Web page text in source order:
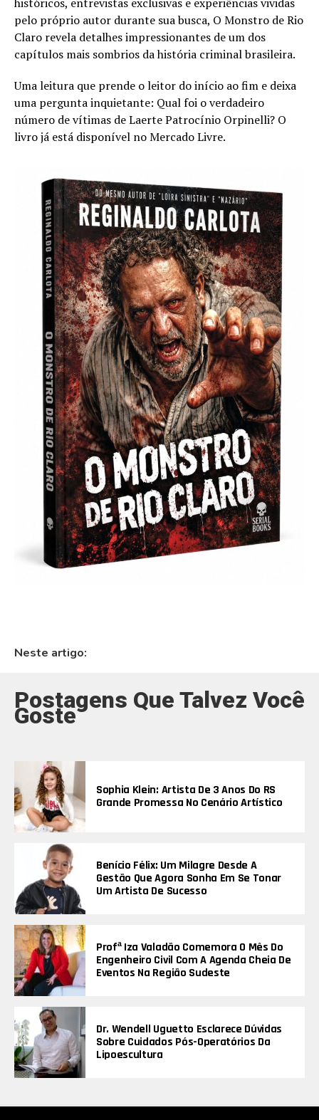
pelo próprio autor durante sua busca, O Monstro de Rio
Claro revela detalhes impressionantes de um dos
capítulos mais sombrios da história criminal brasileira.
Uma leitura que prende o leitor do início ao fim e deixa
uma pergunta inquietante: Qual foi o verdadeiro
número de vítimas de Laerte Patrocínio Orpinelli? O
livro já está disponível no Mercado Livre.
Neste artigo:
Postagens Que Talvez Você
Goste
Sophia Klein: Artista De 3 Anos Do RS
Grande Promessa No Cenário Artístico
Benício Félix: Um Milagre Desde A
Gestão Que Agora Sonha Em Se Tonar
Um Artista De Sucesso
Profª Iza Valadão Comemora O Mês Do
Engenheiro Civil Com A Agenda Cheia De
Eventos Na Região Sudeste
Dr. Wendell Uguetto Esclarece Dúvidas
Sobre Cuidados Pós-Operatórios Da
Lipoescultura